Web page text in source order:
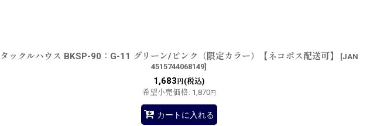
タックルハウス BKSP-90：G-11 グリーン/ピンク（限定カラー）【ネコポス配送可】 [JAN
4515744068149]
1,683 円(税込)
希望小売価格: 1,870円
カートに入れる